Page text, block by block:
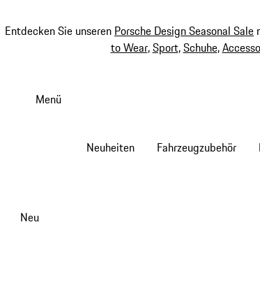
Entdecken Sie unseren Porsche Design Seasonal Sale
to Wear,Sport,Schuhe,
Hauptinhalt
Menü
Neuheiten Fahrzeugzubehör
Neu